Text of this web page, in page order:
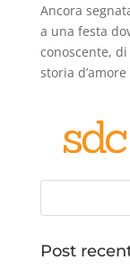
Ancora
a una festa
conoscente,
storia
Post